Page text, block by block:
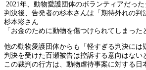
2021年、動物愛護団体のボランティアだっ
判決後、告発者の杉本さんは「期待外れの
杉本彩さん
「お金のために動物を傷つけられてしまっ
他の動物愛護団体からも「軽すぎる判決には
判決を受けた百瀬被告は控訴する意向はない
この裁判の行方は、動物虐待事案に対する